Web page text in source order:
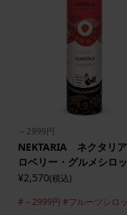
～2999円
NEKTARIA ネクタリア
ロベリー・グルメシロ
¥2,570(税込)
#～2999円 #フルーツシロ